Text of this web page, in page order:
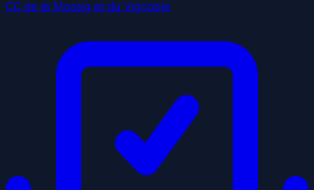
CC de la Mossig et du Vignoble